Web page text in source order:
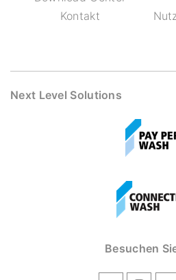
Kontakt
Next Level Solutions
Besuchen